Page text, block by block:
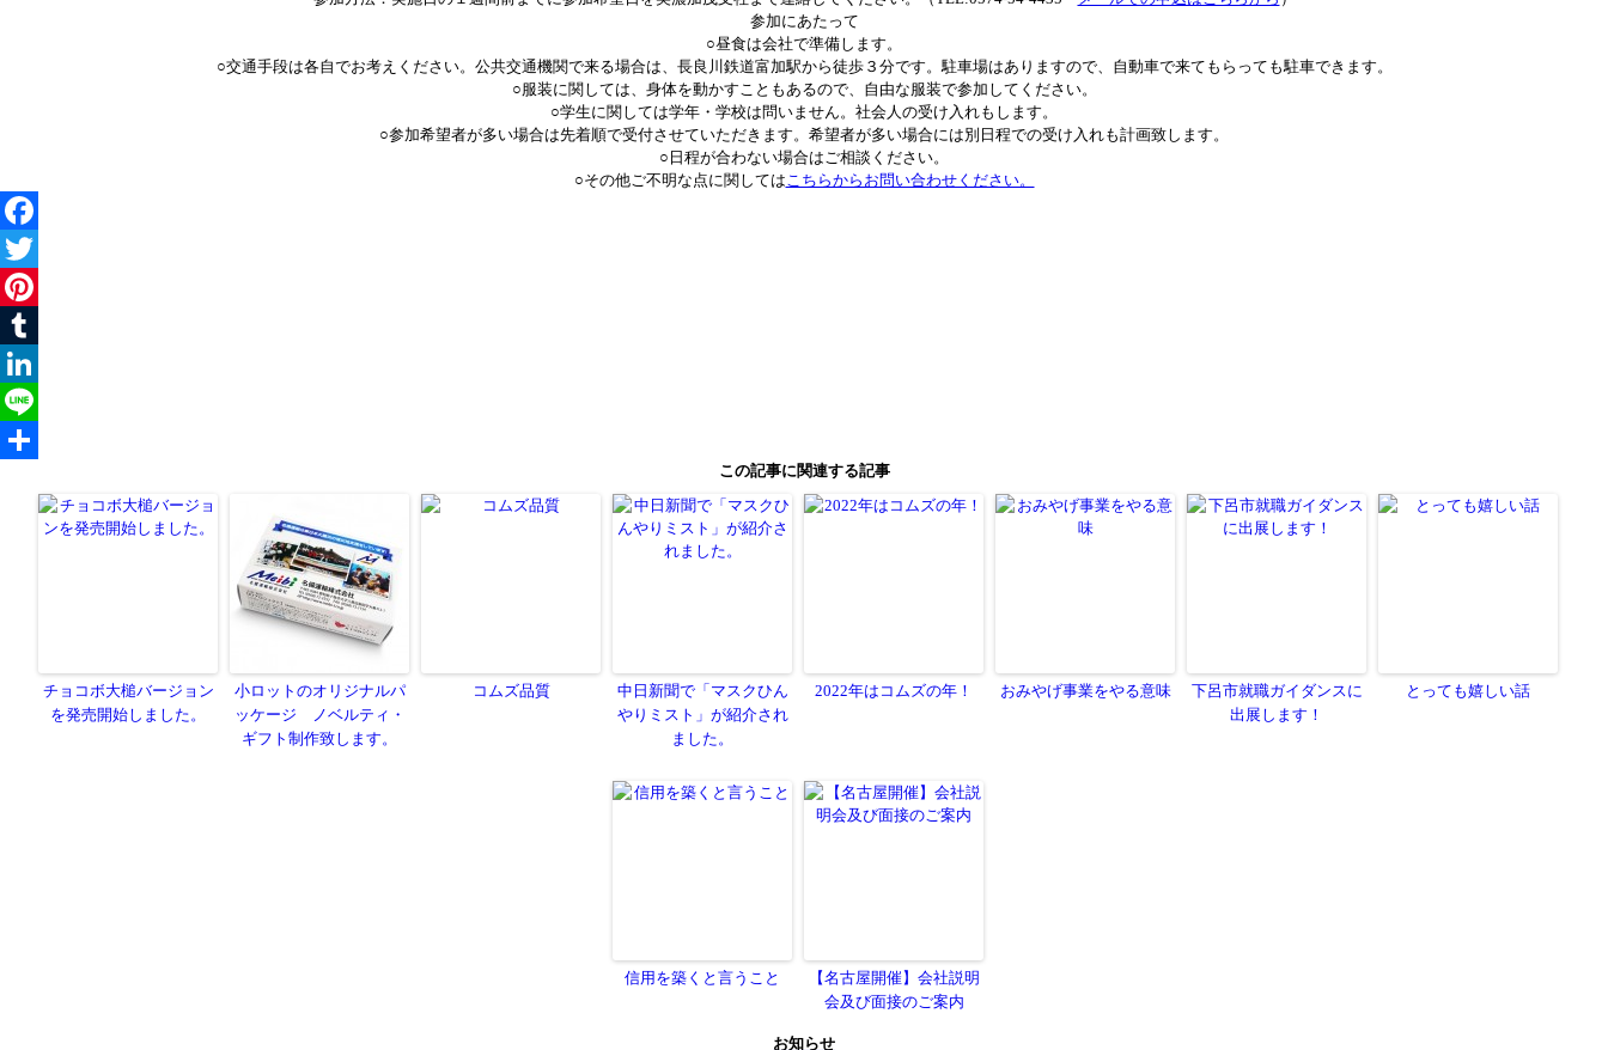
参加にあたって
○昼食は会社で準備します。
○交通手段は各自でお考えください。公共交通機関で来る場合は、長良川鉄道富加駅から徒歩３分です。駐車場はありますので、自動車で来てもらっても駐車できます。
○服装に関しては、身体を動かすこともあるので、自由な服装で参加してください。
○学生に関しては学年・学校は問いません。社会人の受け入れもします。
○参加希望者が多い場合は先着順で受付させていただきます。希望者が多い場合には別日程での受け入れも計画致します。
○日程が合わない場合はご相談ください。
○その他ご不明な点に関してはこちらからお問い合わせください。
共
有
この記事に関連する記事
チョコボ大槌バージョン
を発売開始しました。
小ロットのオリジナルパ
ッケージ ノベルティ・
ギフト制作致します。
コムズ品質
中日新聞で「マスクひん
やりミスト」が紹介され
ました。
2022年はコムズの年！ おみやげ事業をやる意味
下呂市就職ガイダンスに
出展します！
とっても嬉しい話
信用を築くと言うこと
【名古屋開催】会社説明
会及び面接のご案内
お知らせ